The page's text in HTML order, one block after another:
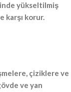
yükseltilmiş
karşı korur.
çiziklere ve
ve yan